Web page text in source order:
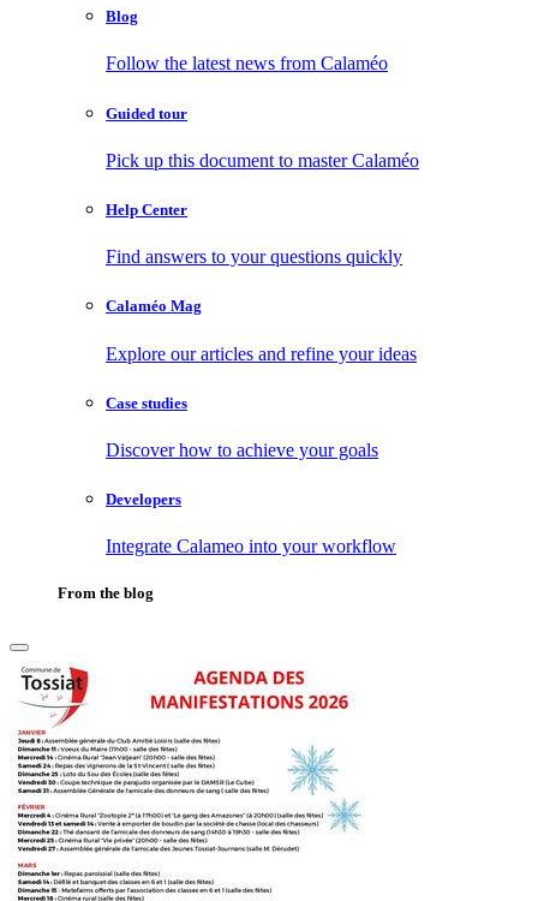
Blog
Follow the latest news from Calaméo
Guided tour
Pick up this document to master Calaméo
Help Center
Find answers to your questions quickly
Calaméo Mag
Explore our articles and refine your ideas
Case studies
Discover how to achieve your goals
Developers
Integrate Calameo into your workflow
From the blog